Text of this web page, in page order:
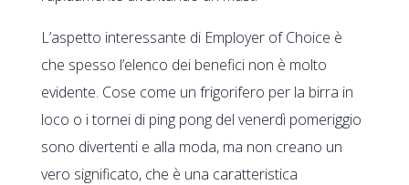
L’aspetto interessante di Employer of Choice è
che spesso l’elenco dei benefici non è molto
evidente. Cose come un frigorifero per la birra in
loco o i tornei di ping pong del venerdì pomeriggio
sono divertenti e alla moda, ma non creano un
vero significato, che è una caratteristica